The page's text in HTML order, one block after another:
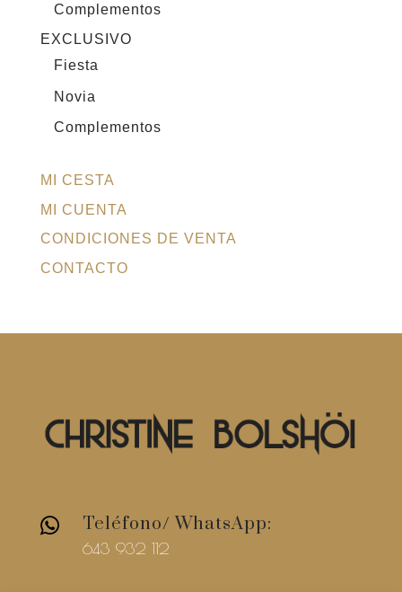
Complementos
EXCLUSIVO
Fiesta
Novia
Complementos
MI CESTA
MI CUENTA
CONDICIONES DE VENTA
CONTACTO
 Teléfono/ WhatsApp:
643 932 112